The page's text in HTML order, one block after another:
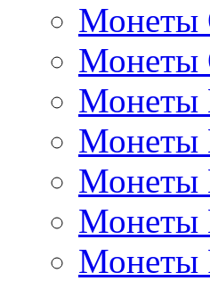
Монеты
Монеты
Монеты
Монеты
Монеты
Монеты
Монеты